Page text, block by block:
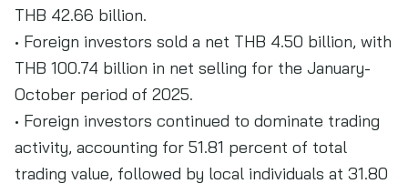
THB 42.66 billion.
• Foreign investors sold a net THB 4.50 billion, with
THB 100.74 billion in net selling for the January-
October period of 2025.
• Foreign investors continued to dominate trading
activity, accounting for 51.81 percent of total
trading value, followed by local individuals at 31.80